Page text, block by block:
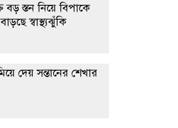
বড় স্তন নিয়ে বিপাকে
স্বাস্থ্যঝুঁকি
দেয় সন্তানের শেখার